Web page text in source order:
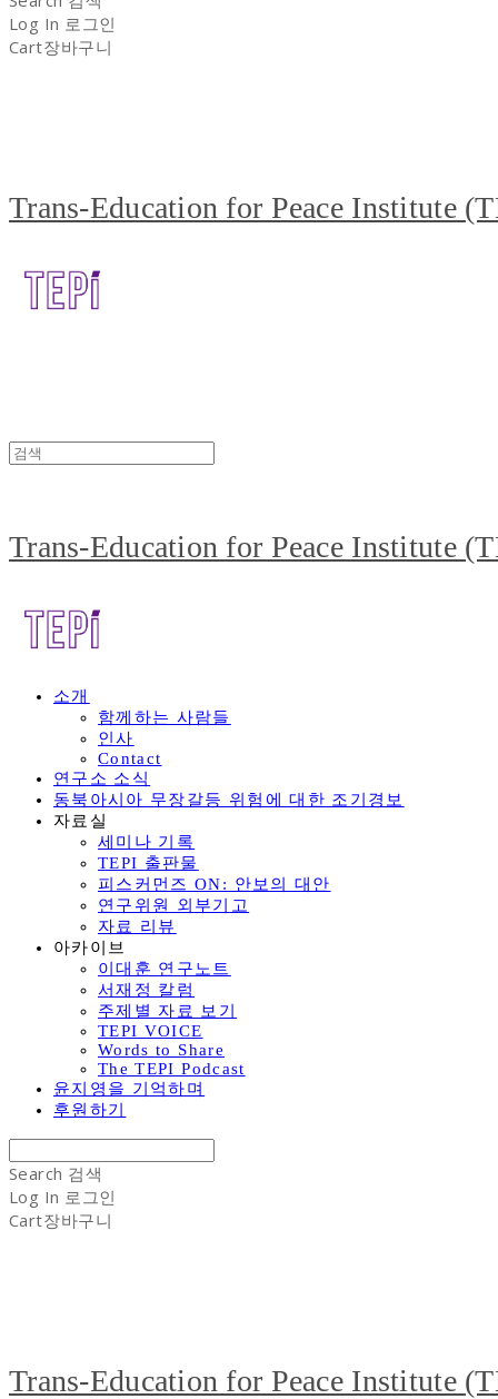
Log In 로그인
Cart장바구니
Trans-Education for Peace Institute
Trans-Education for Peace Institute
소개
함께하는 사람들
인사
Contact
연구소 소식
동북아시아 무장갈등 위험에 대한 조기경보
자료실
세미나 기록
TEPI 출판물
피스커먼즈 ON: 안보의 대안
연구위원 외부기고
자료 리뷰
아카이브
이대훈 연구노트
서재정 칼럼
주제별 자료 보기
TEPI VOICE
Words to Share
The TEPI Podcast
윤지영을 기억하며
후원하기
Search 검색
Log In 로그인
Cart장바구니
Trans-Education for Peace Institute